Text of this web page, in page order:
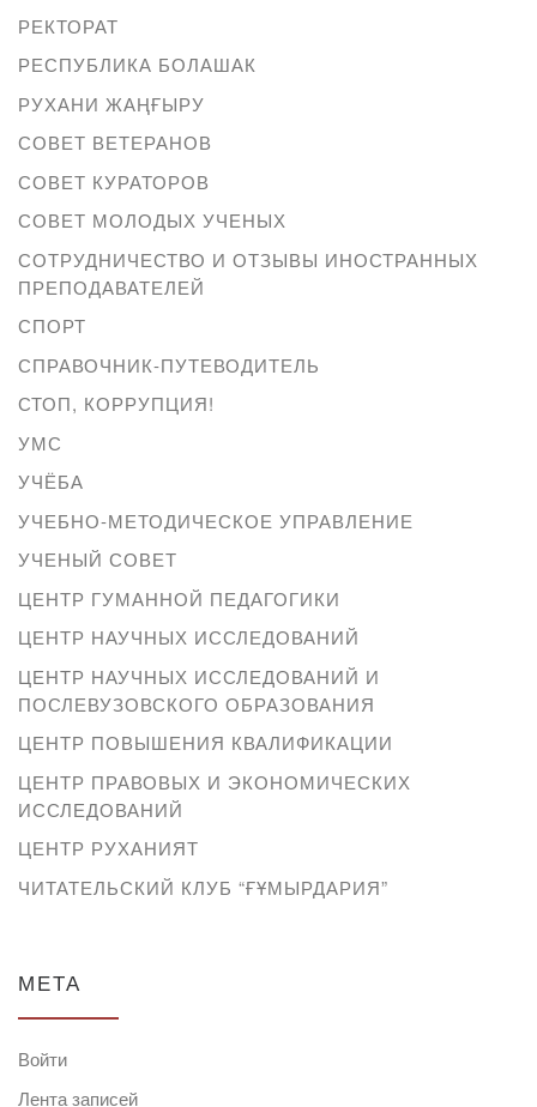
РЕКТОРАТ
РЕСПУБЛИКА БОЛАШАК
РУХАНИ ЖАҢҒЫРУ
СОВЕТ ВЕТЕРАНОВ
СОВЕТ КУРАТОРОВ
СОВЕТ МОЛОДЫХ УЧЕНЫХ
СОТРУДНИЧЕСТВО И ОТЗЫВЫ ИНОСТРАННЫХ
ПРЕПОДАВАТЕЛЕЙ
СПОРТ
СПРАВОЧНИК-ПУТЕВОДИТЕЛЬ
СТОП, КОРРУПЦИЯ!
УМС
УЧЁБА
УЧЕБНО-МЕТОДИЧЕСКОЕ УПРАВЛЕНИЕ
УЧЕНЫЙ СОВЕТ
ЦЕНТР ГУМАННОЙ ПЕДАГОГИКИ
ЦЕНТР НАУЧНЫХ ИССЛЕДОВАНИЙ
ЦЕНТР НАУЧНЫХ ИССЛЕДОВАНИЙ И
ПОСЛЕВУЗОВСКОГО ОБРАЗОВАНИЯ
ЦЕНТР ПОВЫШЕНИЯ КВАЛИФИКАЦИИ
ЦЕНТР ПРАВОВЫХ И ЭКОНОМИЧЕСКИХ
ИССЛЕДОВАНИЙ
ЦЕНТР РУХАНИЯТ
ЧИТАТЕЛЬСКИЙ КЛУБ “ҒҰМЫРДАРИЯ”
МЕТА
Войти
Лента записей